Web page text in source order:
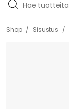
Shop / Sisustus /